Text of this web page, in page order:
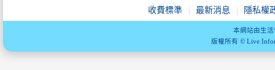
收費標準 最新消息 隱私權
本網站由生
版權所有 © Live